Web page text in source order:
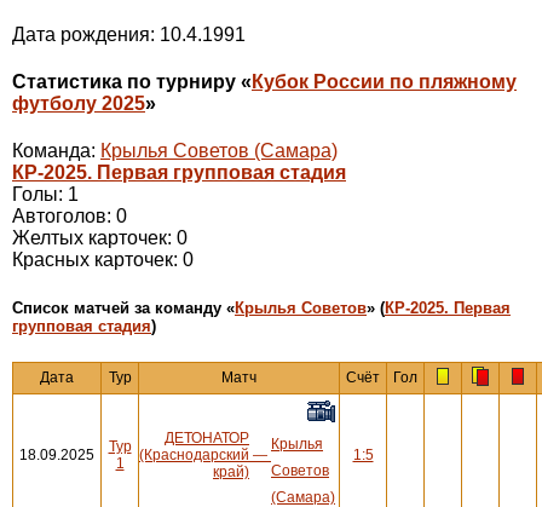
Дата рождения: 10.4.1991
Статистика по турниру « Кубок России по пляжному
футболу 2025»
Команда: Крылья Советов (Самара)
КР-2025. Первая групповая стадия
Голы: 1
Автоголов: 0
Желтых карточек: 0
Красных карточек: 0
Cписок матчей за команду «Крылья Советов» (КР-2025. Первая
групповая стадия)
Дата Тур Матч Счёт Гол
18.09.2025
Тур
1
ДЕТОНАТОР
(Краснодарский
край)
—
Крылья
Советов
(Самара)
1:5